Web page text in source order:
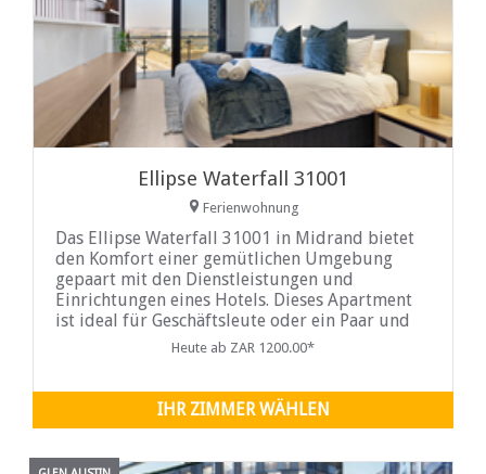
Ellipse Waterfall 31001
Ferienwohnung
Das Ellipse Waterfall 31001 in Midrand bietet
den Komfort einer gemütlichen Umgebung
gepaart mit den Dienstleistungen und
Einrichtungen eines Hotels. Dieses Apartment
ist ideal für Geschäftsleute oder ein Paar und
verfügt über eine ultra-luxuriöse moderne
die einen unvergleichlichen Blick auf die
Skyline von Gauteng bieten. Das klimatisierte
Heute ab ZAR 1200.00*
IHR ZIMMER WÄHLEN